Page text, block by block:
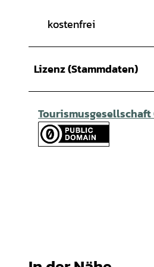
kostenfrei
Lizenz (Stammdaten)
Tourismusgesellschaft